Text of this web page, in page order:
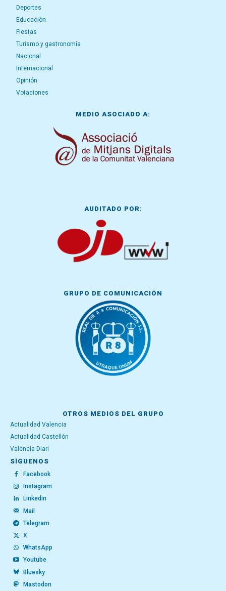
Deportes
Educación
Fiestas
Turismo y gastronomía
Nacional
Internacional
Opinión
Votaciones
MEDIO ASOCIADO A:
AUDITADO POR:
GRUPO DE COMUNICACIÓN
OTROS MEDIOS DEL GRUPO
Actualidad Valencia
Actualidad Castellón
València Diari
SÍGUENOS
Facebook
Instagram
Linkedin
Mail
Telegram
X
WhatsApp
Youtube
Bluesky
Mastodon